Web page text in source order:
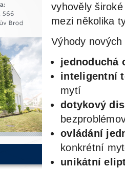
vyhověly
mezi několika
Výhody
jednoduchá
inteligentní
mytí
dotykový
ovládání
konkrétní
unikátní